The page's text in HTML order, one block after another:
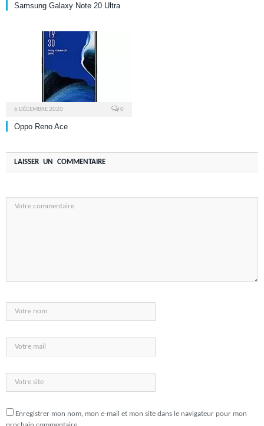
Samsung Galaxy Note 20 Ultra
6 DÉCEMBRE 2020 0
Oppo Reno Ace
LAISSER UN COMMENTAIRE
Enregistrer mon nom, mon e-mail et mon site dans le navigateur pour mon